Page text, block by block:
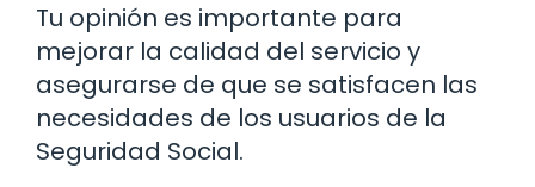
Tu opinión es importante para
mejorar la calidad del servicio y
asegurarse de que se satisfacen las
necesidades de los usuarios de la
Seguridad Social.